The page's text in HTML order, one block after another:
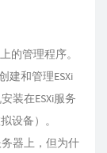
的管理程序。
建和管理ESXi
装在ESXi服务
设备）。
器上，但为什